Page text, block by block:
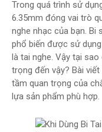
Trong quá trình sử
6.35mm đóng vai trò
nghe nhạc của bạn. Bi
phổ biến được sử
là tai nghe. Vậy tại
trọng đến vậy? Bài
tầm quan trọng của
lựa sản phẩm phù hợp.